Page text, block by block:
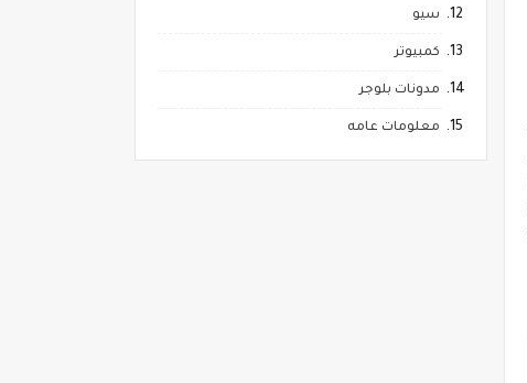
سيو
كمبيوتر
مدونات بلوجر
معلومات عامه